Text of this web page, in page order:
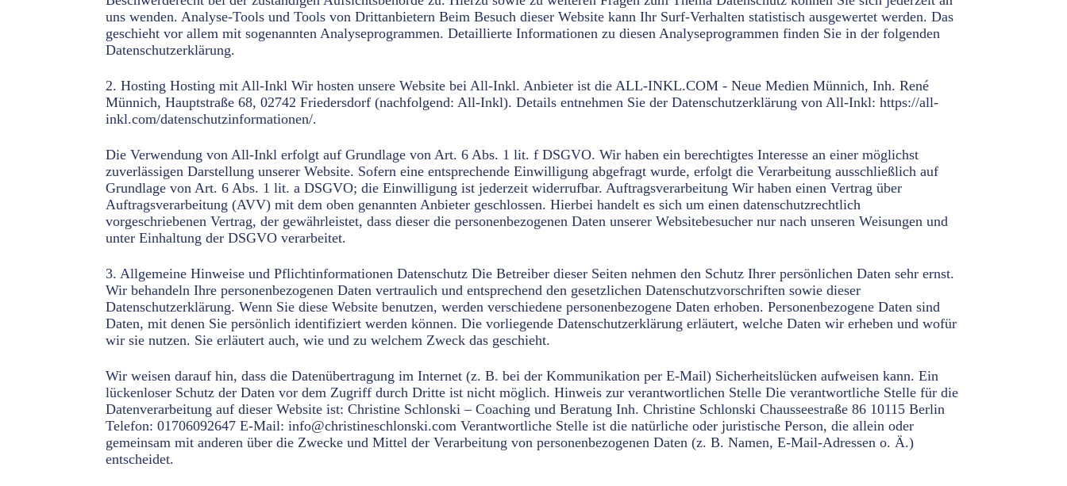
uns wenden. Analyse-Tools und Tools von Drittanbietern Beim Besuch dieser Website kann Ihr Surf-Verhalten statistisch ausgewertet werden. Das
geschieht vor allem mit sogenannten Analyseprogrammen. Detaillierte Informationen zu diesen Analyseprogrammen finden Sie in der folgenden
Datenschutzerklärung.
2. Hosting Hosting mit All-Inkl Wir hosten unsere Website bei All-Inkl. Anbieter ist die ALL-INKL.COM - Neue Medien Münnich, Inh. René
Münnich, Hauptstraße 68, 02742 Friedersdorf (nachfolgend: All-Inkl). Details entnehmen Sie der Datenschutzerklärung von All-Inkl: https://all-
inkl.com/datenschutzinformationen/.
Die Verwendung von All-Inkl erfolgt auf Grundlage von Art. 6 Abs. 1 lit. f DSGVO. Wir haben ein berechtigtes Interesse an einer möglichst
zuverlässigen Darstellung unserer Website. Sofern eine entsprechende Einwilligung abgefragt wurde, erfolgt die Verarbeitung ausschließlich auf
Grundlage von Art. 6 Abs. 1 lit. a DSGVO; die Einwilligung ist jederzeit widerrufbar. Auftragsverarbeitung Wir haben einen Vertrag über
Auftragsverarbeitung (AVV) mit dem oben genannten Anbieter geschlossen. Hierbei handelt es sich um einen datenschutzrechtlich
vorgeschriebenen Vertrag, der gewährleistet, dass dieser die personenbezogenen Daten unserer Websitebesucher nur nach unseren Weisungen und
unter Einhaltung der DSGVO verarbeitet.
3. Allgemeine Hinweise und Pflichtinformationen Datenschutz Die Betreiber dieser Seiten nehmen den Schutz Ihrer persönlichen Daten sehr ernst.
Wir behandeln Ihre personenbezogenen Daten vertraulich und entsprechend den gesetzlichen Datenschutzvorschriften sowie dieser
Datenschutzerklärung. Wenn Sie diese Website benutzen, werden verschiedene personenbezogene Daten erhoben. Personenbezogene Daten sind
Daten, mit denen Sie persönlich identifiziert werden können. Die vorliegende Datenschutzerklärung erläutert, welche Daten wir erheben und wofür
wir sie nutzen. Sie erläutert auch, wie und zu welchem Zweck das geschieht.
Wir weisen darauf hin, dass die Datenübertragung im Internet (z. B. bei der Kommunikation per E-Mail) Sicherheitslücken aufweisen kann. Ein
lückenloser Schutz der Daten vor dem Zugriff durch Dritte ist nicht möglich. Hinweis zur verantwortlichen Stelle Die verantwortliche Stelle für die
Datenverarbeitung auf dieser Website ist: Christine Schlonski – Coaching und Beratung Inh. Christine Schlonski Chausseestraße 86 10115 Berlin
Telefon: 01706092647 E-Mail: info@christineschlonski.com Verantwortliche Stelle ist die natürliche oder juristische Person, die allein oder
gemeinsam mit anderen über die Zwecke und Mittel der Verarbeitung von personenbezogenen Daten (z. B. Namen, E-Mail-Adressen o. Ä.)
entscheidet.